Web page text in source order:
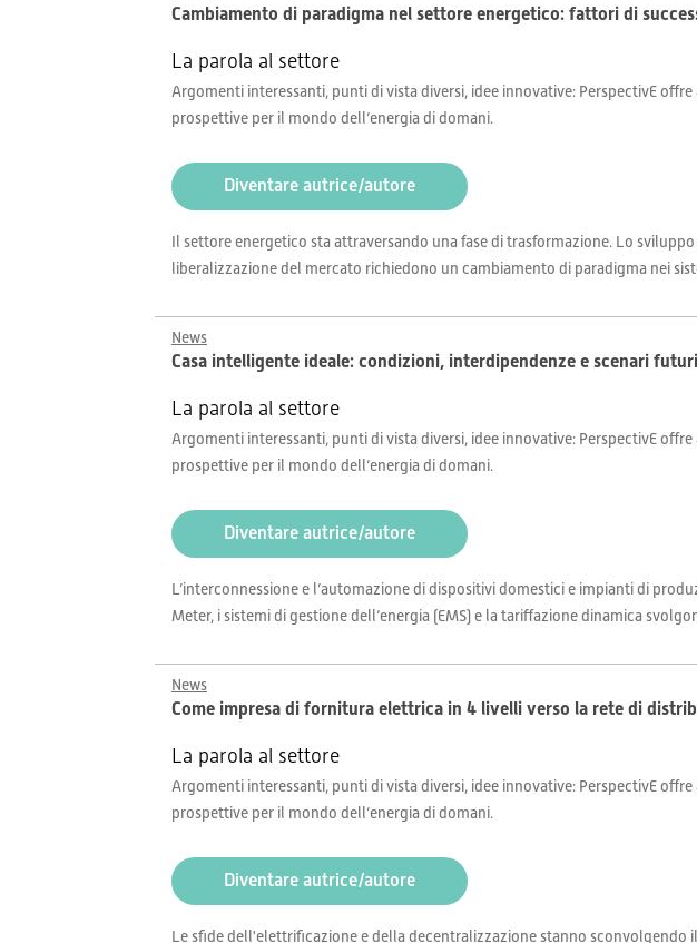
Cambiamento di paradigma nel settore energetico: fattori di
La parola al settore
Argomenti interessanti, punti di vista diversi, idee innovative: PerspectivE
prospettive per il mondo dell’energia di domani.
Diventare autrice/autore
Il settore energetico sta attraversando una fase di trasformazione. Lo
liberalizzazione del mercato richiedono un cambiamento di paradigma nei
News
Casa intelligente ideale: condizioni, interdipendenze e scenari futuri
La parola al settore
Argomenti interessanti, punti di vista diversi, idee innovative: PerspectivE
prospettive per il mondo dell’energia di domani.
Diventare autrice/autore
L’interconnessione e l’automazione di dispositivi domestici e impianti di
Meter, i sistemi di gestione dell’energia (EMS) e la tariffazione dinamica
News
Come impresa di fornitura elettrica in 4 livelli verso la rete di
La parola al settore
Argomenti interessanti, punti di vista diversi, idee innovative: PerspectivE
prospettive per il mondo dell’energia di domani.
Diventare autrice/autore
Le sfide dell'elettrificazione e della decentralizzazione stanno